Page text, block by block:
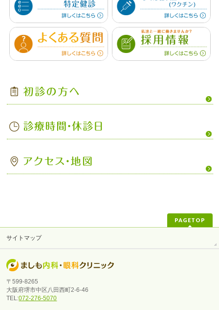
PAGETOP
サイトマップ
〒599-8265
大阪府堺市中区八田西町2-6-46
TEL:072-276-5070